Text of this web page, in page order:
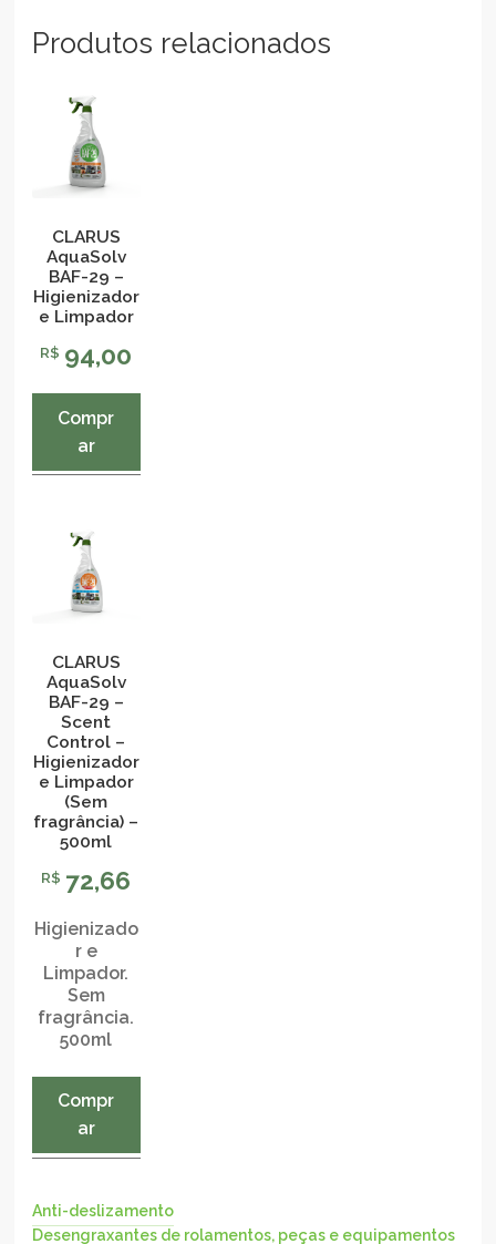
Produtos relacionados
CLARUS
AquaSolv
BAF-29 –
Higienizador
e Limpador
R$ 94,00
Compr
ar
CLARUS
AquaSolv
BAF-29 –
Scent
Control –
Higienizador
e Limpador
(Sem
fragrância) –
500ml
R$ 72,66
Higienizado
r e
Limpador.
Sem
fragrância.
500ml
Compr
ar
Anti-deslizamento
Desengraxantes de rolamentos, peças e equipamentos